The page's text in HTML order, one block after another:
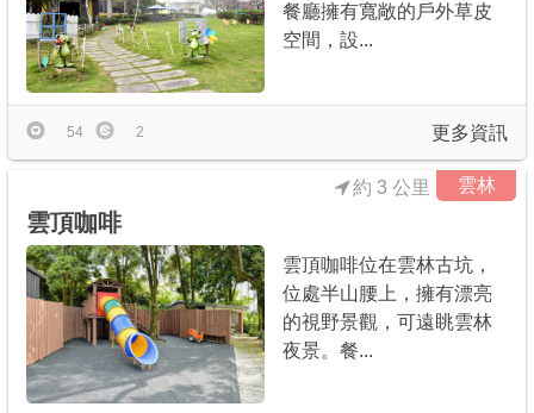
餐廳擁有寬敞的戶外草皮
空間，設...
更多資訊
54 2
雲林
雲頂咖啡
約 3 公里
雲頂咖啡位在雲林古坑，
位處半山腰上，擁有漂亮
的視野景觀，可遠眺雲林
夜景。餐...